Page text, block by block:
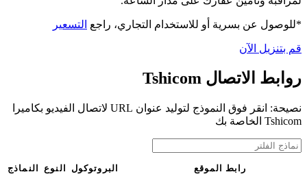
*للوصول عن بسرية أو للاستخدام التجاري، راجع التسعير
قم بتنزيل الآن
روابط الاتصال Tshicom
نصيحة: انقر فوق النموذج لتوليد عنوان URL لاتصال الفيديو بكاميرا
Tshicom الخاصة بك
النماذج النوع البروتوكول رابط الموقع